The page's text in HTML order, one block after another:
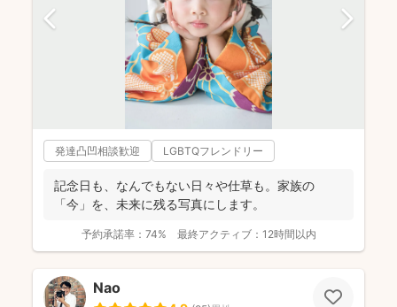
発達凸凹相談歓迎 LGBTQフレンドリー
記念日も、なんでもない日々や仕草も。家族の
「今」を、未来に残る写真にします。
予約承諾率： 74% 最終アクティブ： 12時間以内
Nao